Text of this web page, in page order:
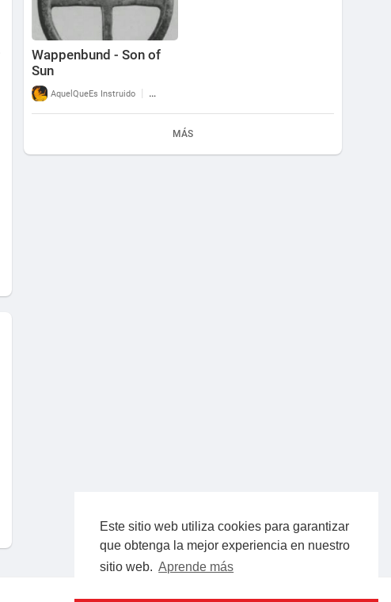
Este sitio web utiliza cookies para garantizar
que obtenga la mejor experiencia en nuestro
sitio web. Aprende más
Wappenbund - Son of
Sun
AquelQueEs Instruido | 181 Reproducciones
MÁS